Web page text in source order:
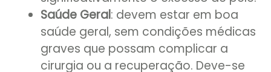
Saúde Geral: devem estar em boa
saúde geral, sem condições médicas
graves que possam complicar a
cirurgia ou a recuperação. Deve-se